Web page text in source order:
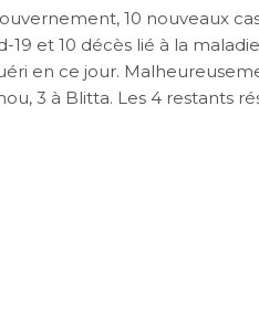
10 nouveaux
et 10 décès lié à la
en ce jour.
3 à Blitta. Les 4 restants